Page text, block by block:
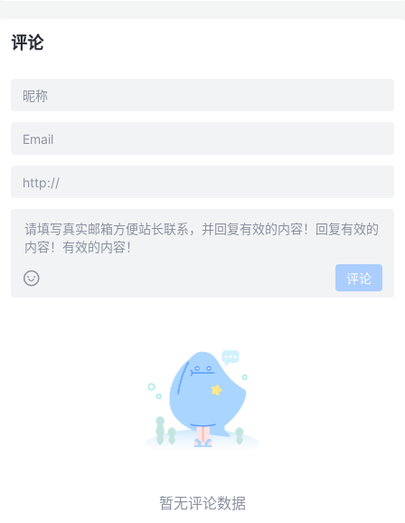
评论
评论
暂无评论数据